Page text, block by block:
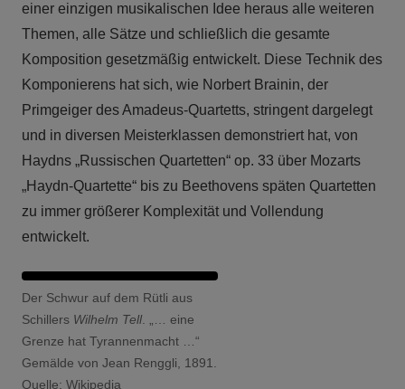
einer einzigen musikalischen Idee heraus alle weiteren
Themen, alle Sätze und schließlich die gesamte
Komposition gesetzmäßig entwickelt. Diese Technik des
Komponierens hat sich, wie Norbert Brainin, der
Primgeiger des Amadeus-Quartetts, stringent dargelegt
und in diversen Meisterklassen demonstriert hat, von
Haydns „Russischen Quartetten“ op. 33 über Mozarts
„Haydn-Quartette“ bis zu Beethovens späten Quartetten
zu immer größerer Komplexität und Vollendung
entwickelt.
Der Schwur auf dem Rütli aus
Schillers Wilhelm Tell. „… eine
Grenze hat Tyrannenmacht …“
Gemälde von Jean Renggli, 1891.
Quelle: Wikipedia